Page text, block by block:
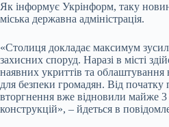
Як інформує Укрінформ, таку
міська державна адміністрація.
«Столиця докладає максимум
захисних споруд. Наразі в місті
наявних укриттів та
для безпеки громадян. Від
вторгнення вже відновили майже 3
конструкцій», – йдеться в